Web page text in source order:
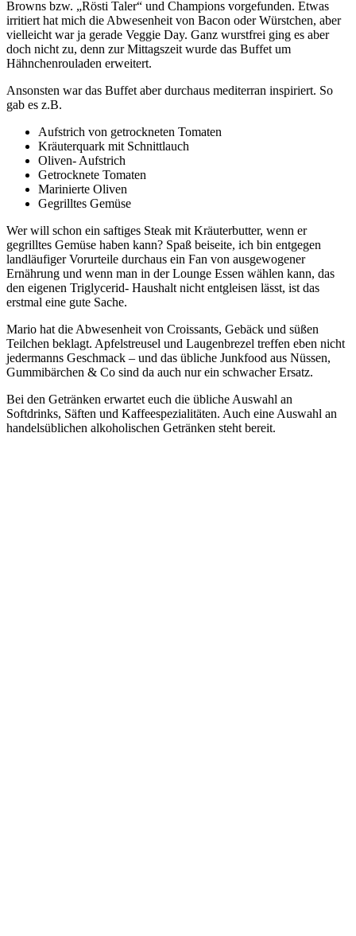
Browns bzw. „Rösti Taler“ und Champions vorgefunden. Etwas
irritiert hat mich die Abwesenheit von Bacon oder Würstchen, aber
vielleicht war ja gerade Veggie Day. Ganz wurstfrei ging es aber
doch nicht zu, denn zur Mittagszeit wurde das Buffet um
Hähnchenrouladen erweitert.
Ansonsten war das Buffet aber durchaus mediterran inspiriert. So
gab es z.B.
Aufstrich von getrockneten Tomaten
Kräuterquark mit Schnittlauch
Oliven- Aufstrich
Getrocknete Tomaten
Marinierte Oliven
Gegrilltes Gemüse
Wer will schon ein saftiges Steak mit Kräuterbutter, wenn er
gegrilltes Gemüse haben kann? Spaß beiseite, ich bin entgegen
landläufiger Vorurteile durchaus ein Fan von ausgewogener
Ernährung und wenn man in der Lounge Essen wählen kann, das
den eigenen Triglycerid- Haushalt nicht entgleisen lässt, ist das
erstmal eine gute Sache.
Mario hat die Abwesenheit von Croissants, Gebäck und süßen
Teilchen beklagt. Apfelstreusel und Laugenbrezel treffen eben nicht
jedermanns Geschmack – und das übliche Junkfood aus Nüssen,
Gummibärchen & Co sind da auch nur ein schwacher Ersatz.
Bei den Getränken erwartet euch die übliche Auswahl an
Softdrinks, Säften und Kaffeespezialitäten. Auch eine Auswahl an
handelsüblichen alkoholischen Getränken steht bereit.